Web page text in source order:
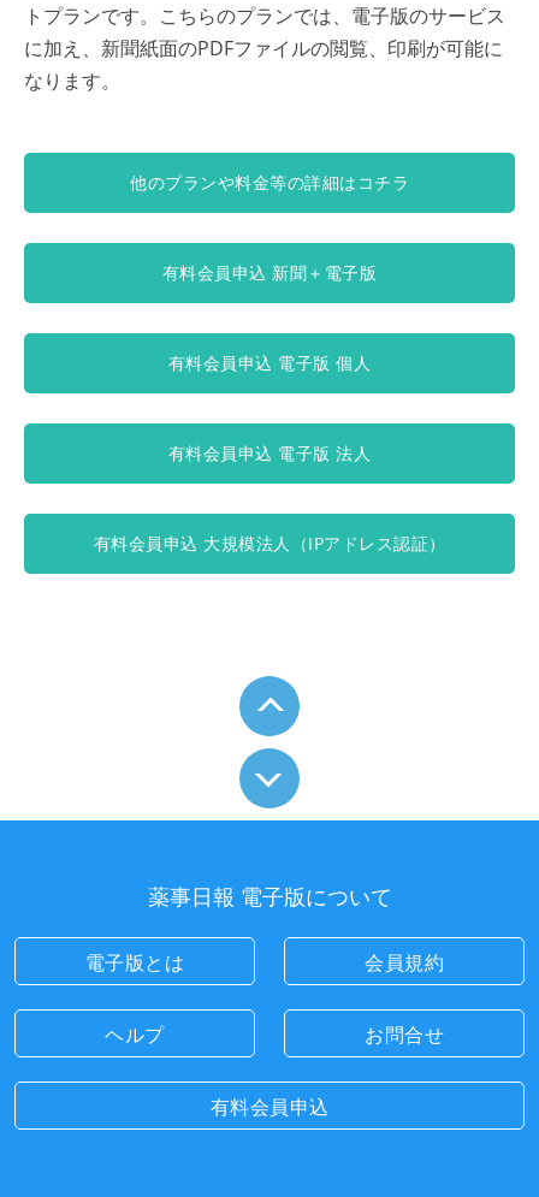
トプランです。こちらのプランでは、電子版のサービス
に加え、新聞紙面のPDFファイルの閲覧、印刷が可能に
なります。
他のプランや料金等の詳細はコチラ
有料会員申込 新聞＋電子版
有料会員申込 電子版 個人
有料会員申込 電子版 法人
有料会員申込 大規模法人（IPアドレス認証）
薬事日報 電子版について
電子版とは 会員規約
ヘルプ お問合せ
有料会員申込